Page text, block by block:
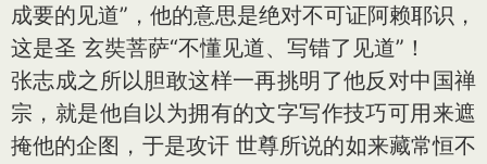
成要的见道”，他的意思是绝对不可证阿赖耶识，
这是圣 玄奘菩萨“不懂见道、写错了见道”！
张志成之所以胆敢这样一再挑明了他反对中国禅
宗，就是他自以为拥有的文字写作技巧可用来遮
掩他的企图，于是攻讦 世尊所说的如来藏常恒不